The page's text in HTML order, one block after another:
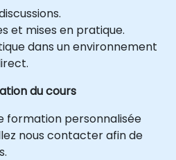
et mises en pratique.
dans un environnement
du cours
formation personnalisée
nous contacter afin de